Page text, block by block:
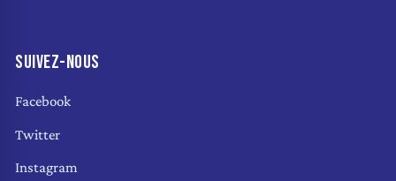
SUIVEZ-NOUS
Facebook
Twitter
Instagram